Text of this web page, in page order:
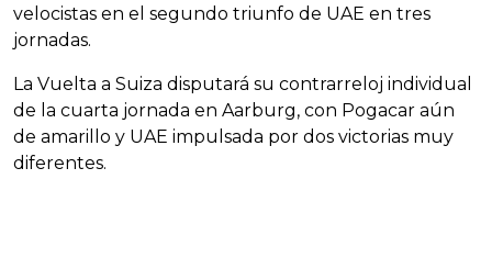
velocistas en el segundo triunfo de UAE en tres
jornadas.
La Vuelta a Suiza disputará su contrarreloj individual
de la cuarta jornada en Aarburg, con Pogacar aún
de amarillo y UAE impulsada por dos victorias muy
diferentes.